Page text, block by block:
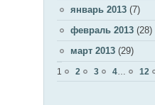
январь 2013 (7)
февраль 2013 (28)
март 2013 (29)
Страницы
1 2 3 4 12